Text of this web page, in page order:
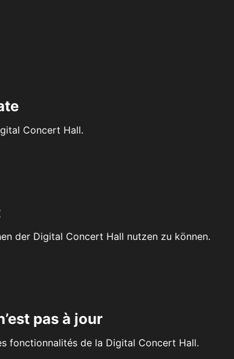
Concert Hall.
der Digital Concert Hall nutzen zu können.
pas à jour
fonctionnalités de la Digital Concert Hall.